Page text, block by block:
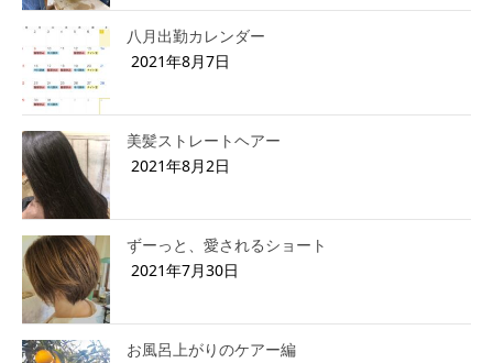
八月出勤カレンダー
2021年8月7日
美髪ストレートヘアー
2021年8月2日
ずーっと、愛されるショート
2021年7月30日
お風呂上がりのケアー編